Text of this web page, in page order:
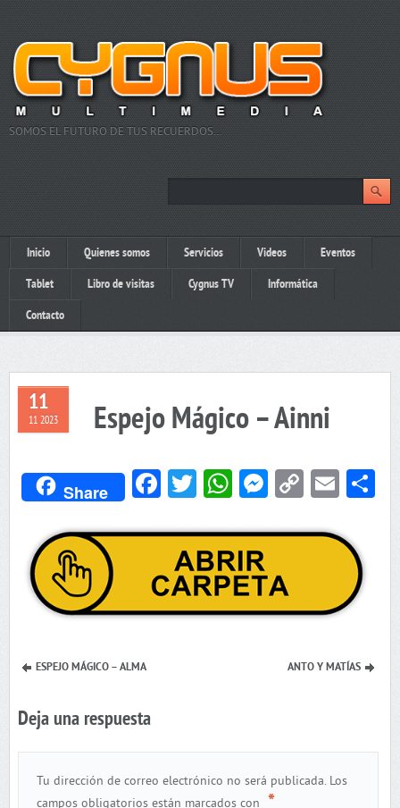
SOMOS EL FUTURO DE TUS RECUERDOS…
Inicio Quienes somos Servicios Videos Eventos
Tablet Libro de visitas Cygnus TV Informática
Contacto
11
11 2023 Espejo Mágico – Ainni
Share Facebook
Twitter
WhatsApp
Messenger
Copy
ESPEJO MÁGICO – ALMA ANTO Y MATÍAS
Deja una respuesta
Tu dirección de correo electrónico no será publicada. Los
campos obligatorios están marcados con *